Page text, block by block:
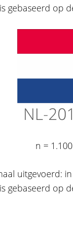
is gebaseerd op
n = 1.100
uitgevoerd:
gebaseerd op